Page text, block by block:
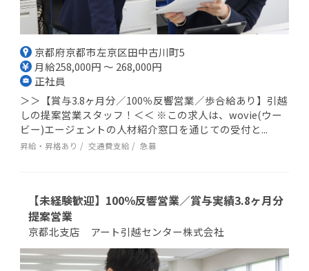
京都府京都市左京区田中古川町5
月給258,000円 ～ 268,000円
正社員
＞＞【賞与3.8ヶ月分／100％反響営業／歩合給あり】引越
しの提案営業スタッフ！＜＜ ※この求人は、wovie(ウー
ビー)エージェントの人材紹介窓口を通じての受付と...
昇給・昇格あり 交通費支給 急募
【未経験歓迎】100％反響営業／賞与実績3.8ヶ月分
提案営業
京都北支店 アート引越センター株式会社